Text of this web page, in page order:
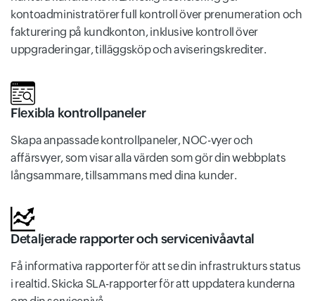
kontoadministratörer full kontroll över prenumeration och
fakturering på kundkonton, inklusive kontroll över
uppgraderingar, tilläggsköp och aviseringskrediter.
Flexibla kontrollpaneler
Skapa anpassade kontrollpaneler, NOC-vyer och
affärsvyer, som visar alla värden som gör din webbplats
långsammare, tillsammans med dina kunder.
Detaljerade rapporter och servicenivåavtal
Få informativa rapporter för att se din infrastrukturs status
i realtid. Skicka SLA-rapporter för att uppdatera kunderna